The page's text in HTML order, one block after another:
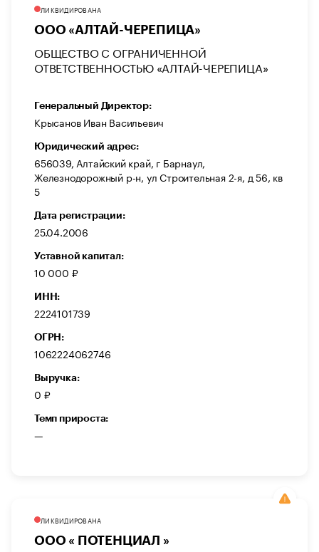
ЛИКВИДИРОВАНА
ООО «АЛТАЙ-ЧЕРЕПИЦА»
ОБЩЕСТВО С ОГРАНИЧЕННОЙ
ОТВЕТСТВЕННОСТЬЮ «АЛТАЙ-ЧЕРЕПИЦА»
Генеральный Директор:
Крысанов Иван Васильевич
Юридический адрес:
656039, Алтайский край, г Барнаул,
Железнодорожный р-н, ул Строительная 2-я, д 56, кв
5
Дата регистрации:
25.04.2006
Уставной капитал:
10 000 ₽
ИНН:
2224101739
ОГРН:
1062224062746
Выручка:
0 ₽
Темп прироста:
—
ЛИКВИДИРОВАНА
ООО « ПОТЕНЦИАЛ »